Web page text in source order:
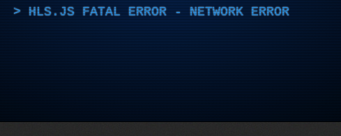
HLS.JS FATAL ERROR - NETWORK ERROR